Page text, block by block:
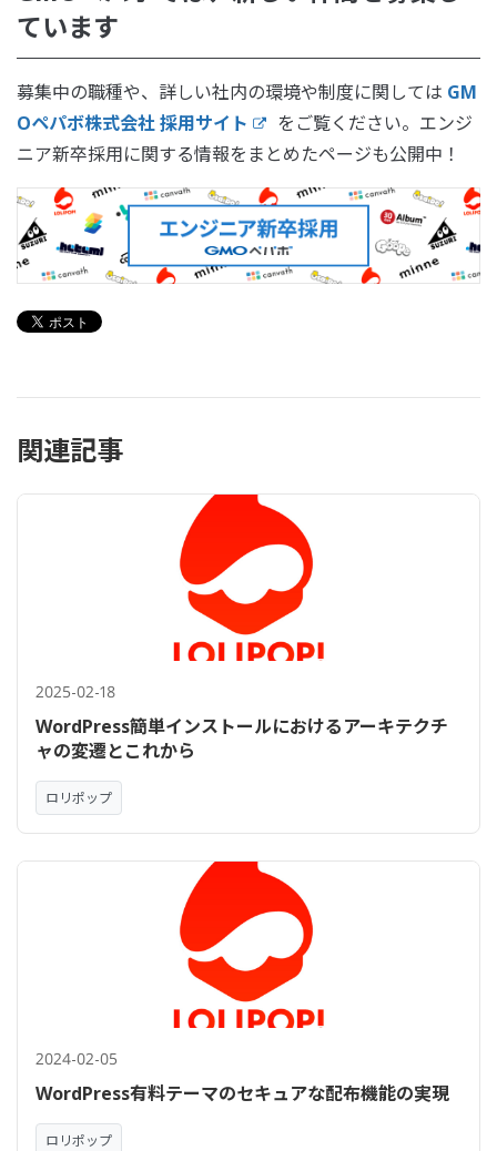
ています
募集中の職種や、詳しい社内の環境や制度に関しては GM
Oペパボ株式会社 採用サイト
をご覧ください。エンジ
ニア新卒採用に関する情報をまとめたページも公開中！
関連記事
2025-02-18
WordPress簡単インストールにおけるアーキテクチ
ャの変遷とこれから
ロリポップ
2024-02-05
WordPress有料テーマのセキュアな配布機能の実現
ロリポップ